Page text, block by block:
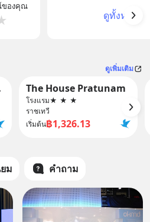
ของคุณ
ดูทั้งหมด
ดูเพิ่มเติม
The House Pratunam
โรงแรม★ ★ ★
ราชเทวี
เริ่มต้น฿1,326.13
ม คำถาม